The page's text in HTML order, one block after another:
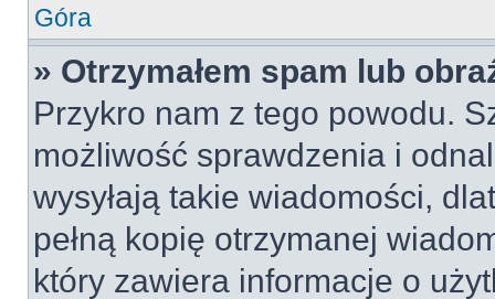
Góra
» Otrzymałem spam lub
Przykro nam z tego powodu.
możliwość sprawdzenia i
wysyłają takie wiadomości,
pełną kopię otrzymanej
który zawiera informacje o